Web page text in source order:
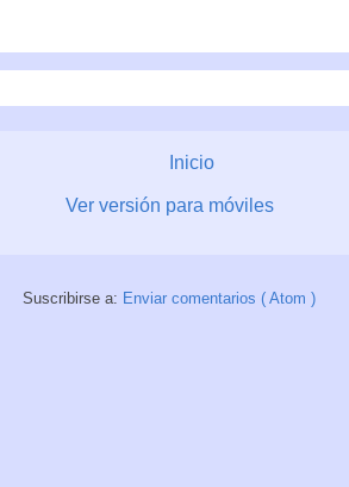
Inicio
Ver versión para móviles
Suscribirse a: Enviar comentarios ( Atom )